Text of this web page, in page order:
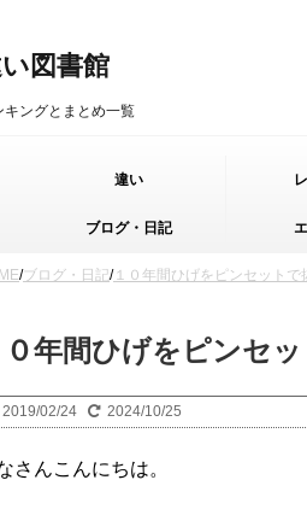
図書館
キングとまとめ一覧
違い
ブログ・日記
/ブログ・日記/１０年間ひげをピンセット
０年間ひげをピンセ
2019/02/24 2024/10/25
さんこんにちは。